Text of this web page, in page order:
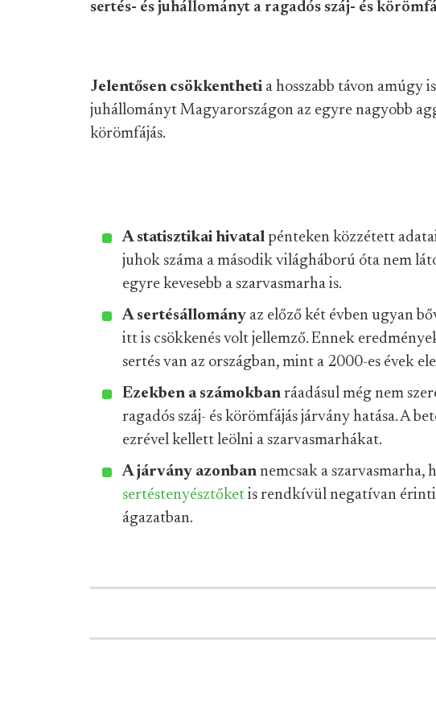
sertés- és juhállományt a ragadós száj- és
Jelentősen csökkentheti a hosszabb távon amúgy
juhállományt Magyarországon az egyre nagyobb
körömfájás.
A statisztikai hivatal pénteken közzétett
juhok száma a második világháború óta nem
egyre kevesebb a szarvasmarha is.
A sertésállomány az előző két évben ugyan
itt is csökkenés volt jellemző. Ennek
sertés van az országban, mint a 2000-es évek
Ezekben a számokban ráadásul még nem
ragadós száj- és körömfájás járvány hatása. A
ezrével kellett leölni a szarvasmarhákat.
A járvány azonban nemcsak a szarvasmarha,
sertéstenyésztőket is rendkívül negatívan
ágazatban.